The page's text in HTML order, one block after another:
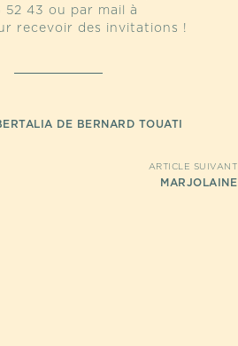
43 ou par mail à
recevoir des invitations !
DE BERNARD TOUATI
ARTICLE SUIVANT
MARJOLAINE